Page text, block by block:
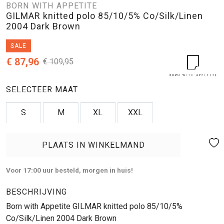
BORN WITH APPETITE
GILMAR knitted polo 85/10/5% Co/Silk/Linen
2004 Dark Brown
SALE
€ 109,95
€ 87,96
SELECTEER MAAT
S M XL XXL
PLAATS IN WINKELMAND
Voor 17:00 uur besteld, morgen in huis!
BESCHRIJVING
Born with Appetite GILMAR knitted polo 85/10/5%
Co/Silk/Linen 2004 Dark Brown